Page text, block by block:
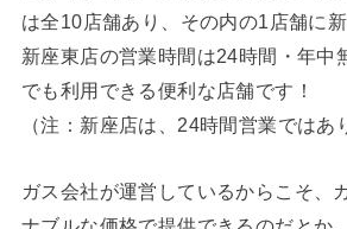
は全10店舗あり、その内の1店舗に
新座東店の営業時間は24時間・年中
でも利用できる便利な店舗です！
（注：新座店は、24時間営業ではあ
ガス会社が運営しているからこそ、